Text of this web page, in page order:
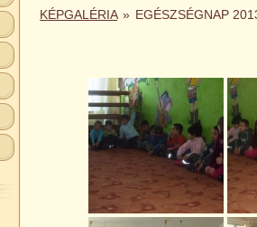
KÉPGALÉRIA » EGÉSZSÉGNAP